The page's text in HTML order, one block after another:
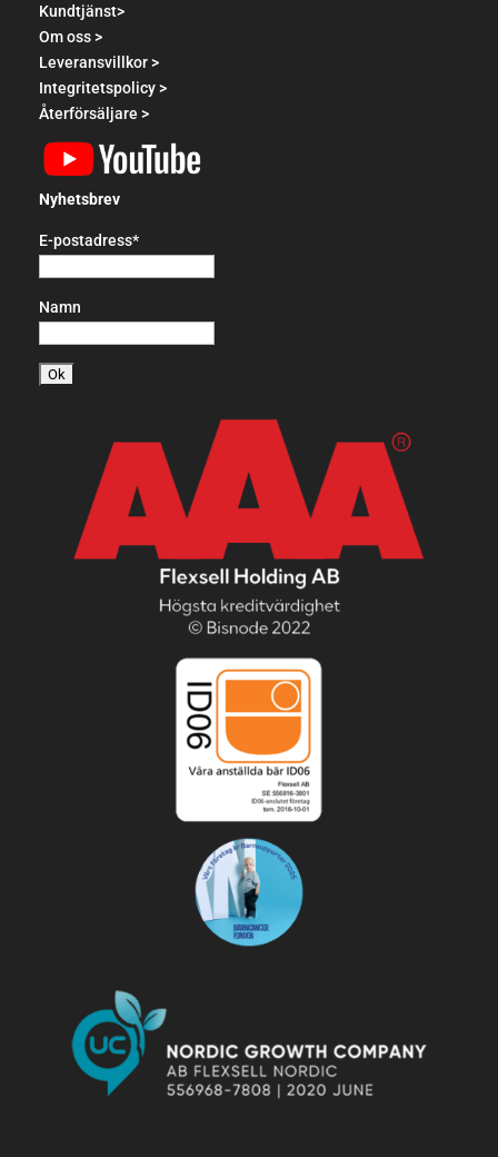
Kundtjänst>
Om oss >
Leveransvillkor >
Integritetspolicy >
Återförsäljare >
Nyhetsbrev
E-postadress*
Namn